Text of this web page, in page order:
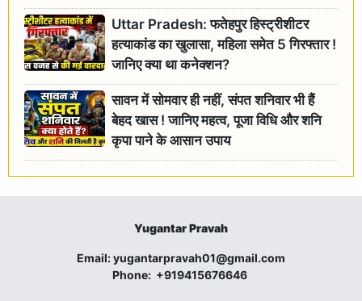
जांच के आदेश
Uttar Pradesh: फतेहपुर हिस्ट्रीशीटर
हत्याकांड का खुलासा, महिला समेत 5 गिरफ्तार !
जानिए क्या था कनेक्शन?
सावन में सोमवार ही नहीं, संपत शनिवार भी हैं
बेहद खास ! जानिए महत्व, पूजा विधि और शनि
कृपा पाने के आसान उपाय
Yugantar Pravah
Email:yugantarpravah01@gmail.com
Phone: +919415676646